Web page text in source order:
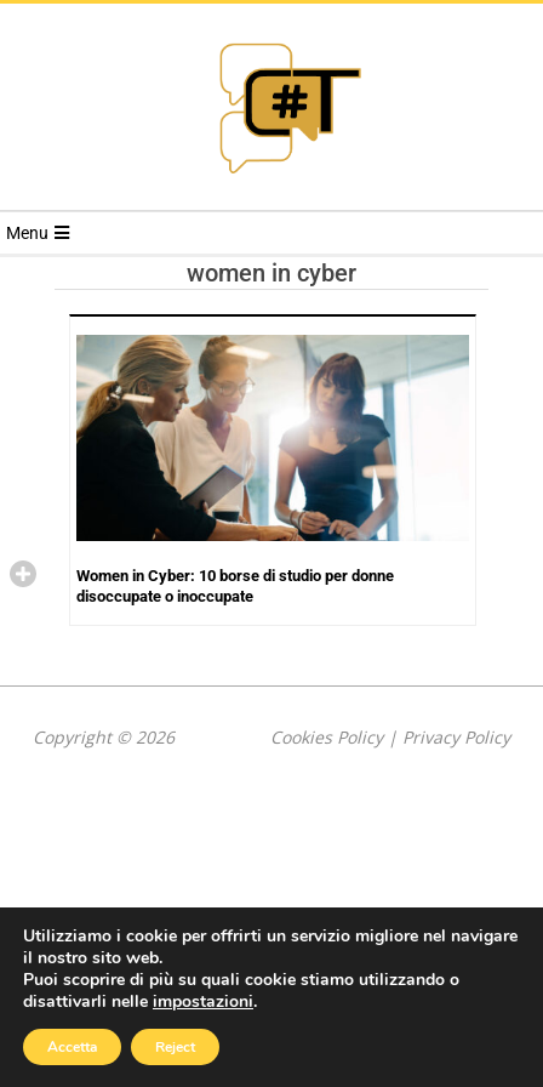
RIVISTA
TRENDS
Menu
women in cyber
Women in Cyber: 10 borse di studio per donne
disoccupate o inoccupate
Copyright © 2026 Cookies Policy| Privacy Policy
Utilizziamo i cookie per offrirti un servizio migliore nel navigare
il nostro sito web.
Puoi scoprire di più su quali cookie stiamo utilizzando o
disattivarli nelle impostazioni.
Accetta Reject